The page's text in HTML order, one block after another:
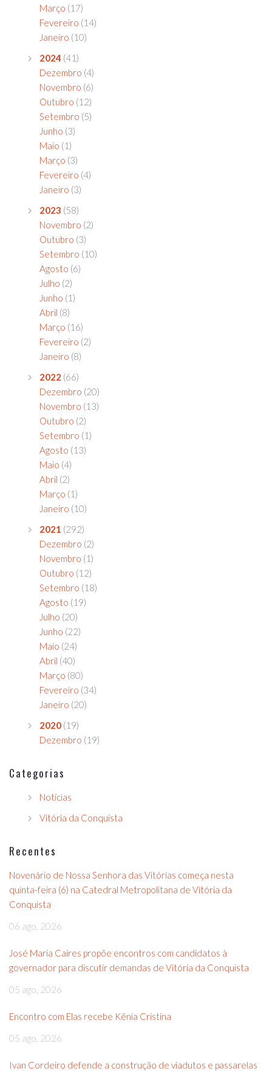
Março (17)
Fevereiro (14)
Janeiro (10)
2024 (41)
Dezembro (4)
Novembro (6)
Outubro (12)
Setembro (5)
Junho (3)
Maio (1)
Março (3)
Fevereiro (4)
Janeiro (3)
2023 (58)
Novembro (2)
Outubro (3)
Setembro (10)
Agosto (6)
Julho (2)
Junho (1)
Abril (8)
Março (16)
Fevereiro (2)
Janeiro (8)
2022 (66)
Dezembro (20)
Novembro (13)
Outubro (2)
Setembro (1)
Agosto (13)
Maio (4)
Abril (2)
Março (1)
Janeiro (10)
2021 (292)
Dezembro (2)
Novembro (1)
Outubro (12)
Setembro (18)
Agosto (19)
Julho (20)
Junho (22)
Maio (24)
Abril (40)
Março (80)
Fevereiro (34)
Janeiro (20)
2020 (19)
Dezembro (19)
Categorias
Notícias
Vitória da Conquista
Recentes
Novenário de Nossa Senhora das Vitórias começa nesta
quinta-feira (6) na Catedral Metropolitana de Vitória da
Conquista
06 ago, 2026
José Maria Caires propõe encontros com candidatos à
governador para discutir demandas de Vitória da Conquista
05 ago, 2026
Encontro com Elas recebe Kênia Cristina
05 ago, 2026
Ivan Cordeiro defende a construção de viadutos e passarelas